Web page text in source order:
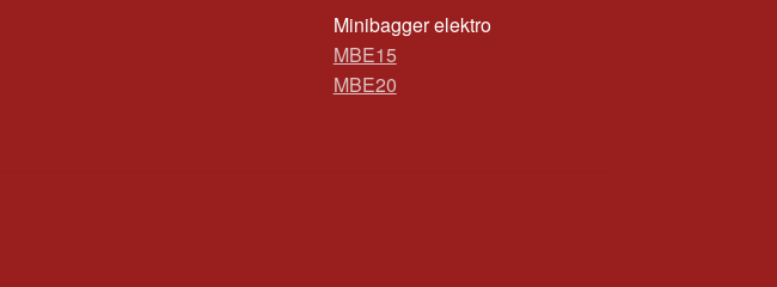
Minibagger elektro
MBE15
MBE20